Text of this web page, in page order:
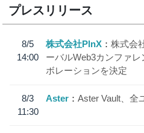
プレスリリース
8/5
14:00
株式会社PlnX
株式会
ーバルWeb3カンファ
ボレーションを決定
8/3
11:30
Aster Aster Vault、全